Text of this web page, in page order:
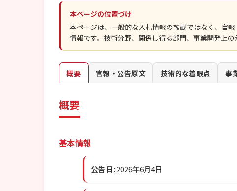
本ページの位置づけ
本ページは、一般的な入札情報の転載ではなく、官
情報です。技術分野、関係し得る部門、事業開発上
概要 官報・公告原文 技術的な着眼点 事
概要
基本情報
公告日:2026年6月4日